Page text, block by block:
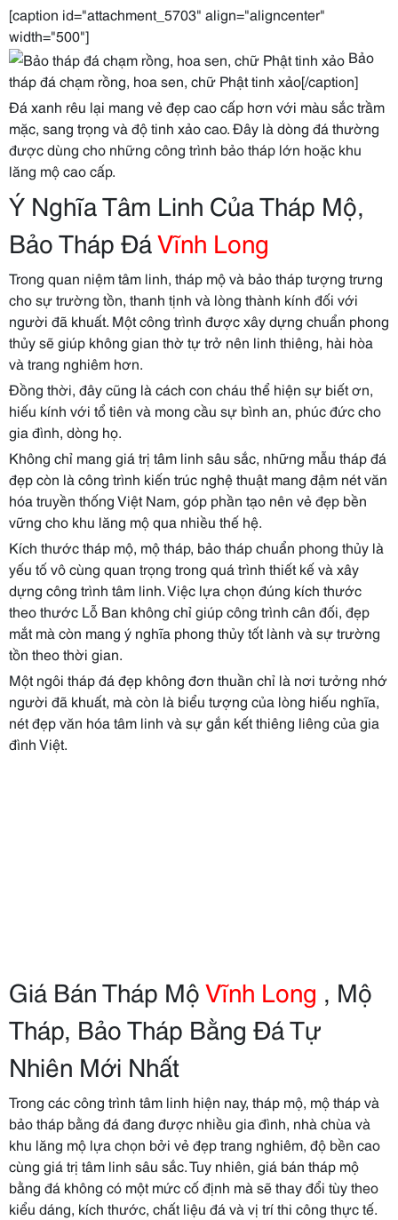
[caption id="attachment_5703" align="aligncenter"
width="500"]
Bảo
tháp đá chạm rồng, hoa sen, chữ Phật tinh xảo[/caption]
Đá xanh rêu lại mang vẻ đẹp cao cấp hơn với màu sắc trầm
mặc, sang trọng và độ tinh xảo cao. Đây là dòng đá thường
được dùng cho những công trình bảo tháp lớn hoặc khu
lăng mộ cao cấp.
Ý Nghĩa Tâm Linh Của Tháp Mộ,
Bảo Tháp ĐáVĩnh Long
Trong quan niệm tâm linh, tháp mộ và bảo tháp tượng trưng
cho sự trường tồn, thanh tịnh và lòng thành kính đối với
người đã khuất. Một công trình được xây dựng chuẩn phong
thủy sẽ giúp không gian thờ tự trở nên linh thiêng, hài hòa
và trang nghiêm hơn.
Đồng thời, đây cũng là cách con cháu thể hiện sự biết ơn,
hiếu kính với tổ tiên và mong cầu sự bình an, phúc đức cho
gia đình, dòng họ.
Không chỉ mang giá trị tâm linh sâu sắc, những mẫu tháp đá
đẹp còn là công trình kiến trúc nghệ thuật mang đậm nét văn
hóa truyền thống Việt Nam, góp phần tạo nên vẻ đẹp bền
vững cho khu lăng mộ qua nhiều thế hệ.
Kích thước tháp mộ, mộ tháp, bảo tháp chuẩn phong thủy là
yếu tố vô cùng quan trọng trong quá trình thiết kế và xây
dựng công trình tâm linh. Việc lựa chọn đúng kích thước
theo thước Lỗ Ban không chỉ giúp công trình cân đối, đẹp
mắt mà còn mang ý nghĩa phong thủy tốt lành và sự trường
tồn theo thời gian.
Một ngôi tháp đá đẹp không đơn thuần chỉ là nơi tưởng nhớ
người đã khuất, mà còn là biểu tượng của lòng hiếu nghĩa,
nét đẹp văn hóa tâm linh và sự gắn kết thiêng liêng của gia
đình Việt.
Giá Bán Tháp MộVĩnh Long , Mộ
Tháp, Bảo Tháp Bằng Đá Tự
Nhiên Mới Nhất
Trong các công trình tâm linh hiện nay, tháp mộ, mộ tháp và
bảo tháp bằng đá đang được nhiều gia đình, nhà chùa và
khu lăng mộ lựa chọn bởi vẻ đẹp trang nghiêm, độ bền cao
cùng giá trị tâm linh sâu sắc. Tuy nhiên, giá bán tháp mộ
bằng đá không có một mức cố định mà sẽ thay đổi tùy theo
kiểu dáng, kích thước, chất liệu đá và vị trí thi công thực tế.